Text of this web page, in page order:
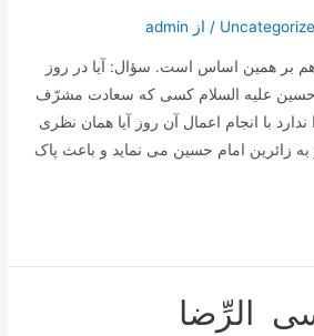
/ از admin
بر همین اساس است. سؤال: آیا در روز
حسین علیه السلام کسی که سعادت مشرّف
با انجام اعمال آن روز آیا همان نظری
زائرین امام حسین می نماید و باعث پاک
الرِّضا